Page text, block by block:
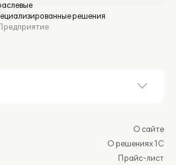
решения
О сайте
О решениях 1С
Прайс-лист